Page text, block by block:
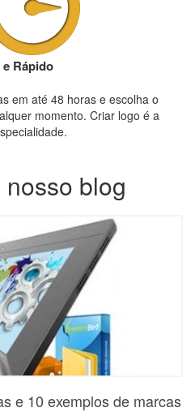
e Rápido
em até 48 horas e escolha o
momento. Criar logo é a
blog
e 10 exemplos de marcas